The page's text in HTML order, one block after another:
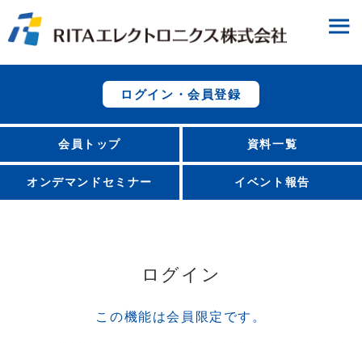
ログイン・会員登録
会員トップ 資料一覧
オンデマンドセミナー イベント報告
ログイン
この機能は会員限定です。